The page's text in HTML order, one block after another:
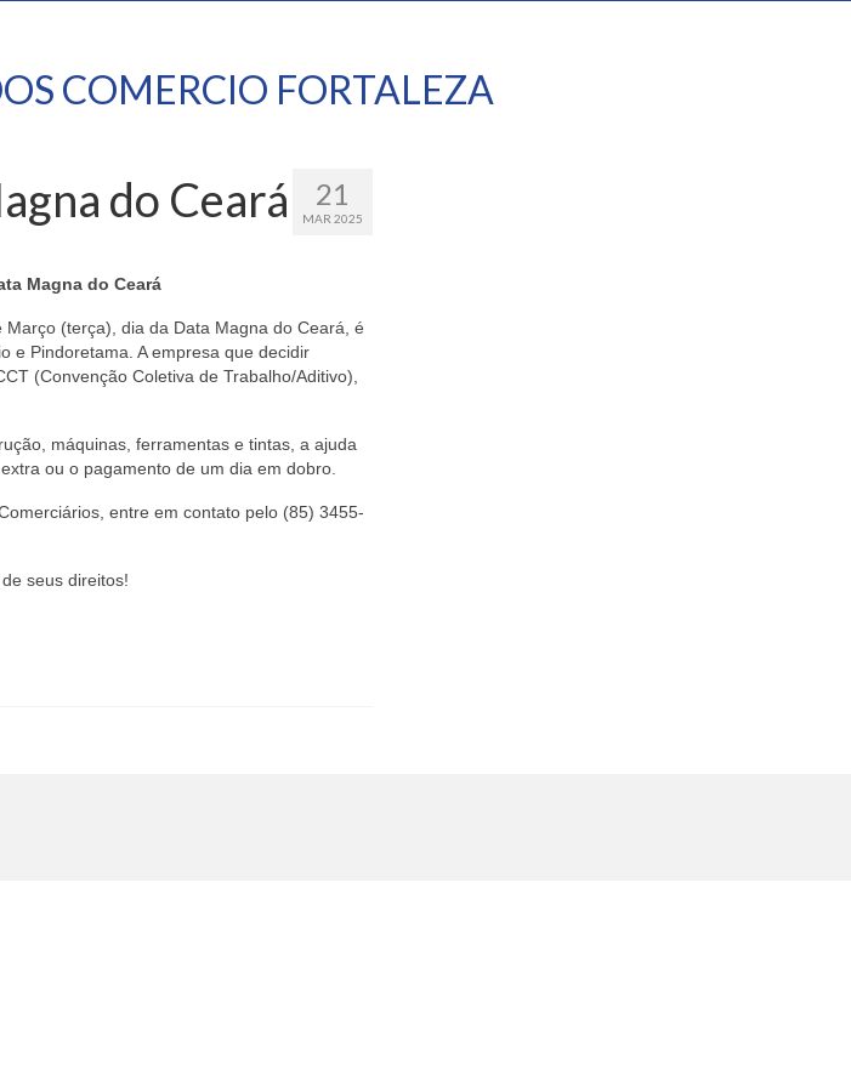
COMERCIO FORTALEZA
21
MAR 2025
do Ceará
Magna do Ceará
(terça), dia da Data Magna do Ceará, é
e Pindoretama. A empresa que decidir
(Convenção Coletiva de Trabalho/Aditivo),
máquinas, ferramentas e tintas, a ajuda
ou o pagamento de um dia em dobro.
entre em contato pelo (85) 3455-
seus direitos!